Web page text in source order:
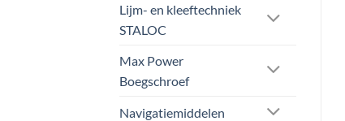
Lijm- en kleeftechniek
STALOC
Max Power
Boegschroef
Navigatiemiddelen